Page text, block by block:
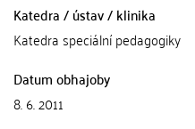
Katedra / ústav / klinika
Katedra speciální pedagogiky
Datum obhajoby
8. 6. 2011